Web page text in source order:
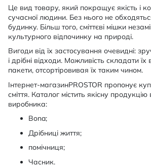
Це вид товару, який покращує якість і
сучасної людини. Без нього не
будинку. Більш того, сміттєві мішки
культурного відпочинку на природі.
Вигоди від їх застосування очевидні:
і дрібні відходи. Можливість складати їх
пакети, отсортіровивая їх таким чином.
Інтернет-магазинPROSTOR пропонує
сміття. Каталог містить якісну продукцію
виробника:
Bona;
Дрібниці життя;
помічниця;
Часник.